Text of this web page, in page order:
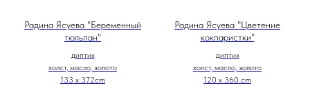
Радина Ясуева "Беременный
тюльпан"
диптих
холст, масло, золото
133 х 372cm
Радина Ясуева "Цветение
кокпаристки"
диптих
холст, масло, золото
120 х 360 cm